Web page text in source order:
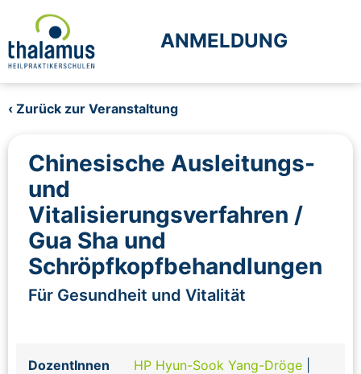
ANMELDUNG
‹ Zurück zur Veranstaltung
Chinesische Ausleitungs-
und
Vitalisierungsverfahren /
Gua Sha und
Schröpfkopfbehandlungen
Für Gesundheit und Vitalität
DozentInnen HP Hyun-Sook Yang-Dröge